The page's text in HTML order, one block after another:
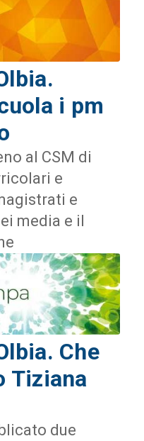
i pm
al CSM di
e
e
media e il
Che
Tiziana
due